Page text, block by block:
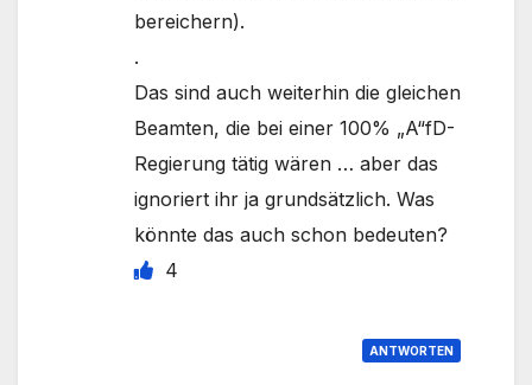
bereichern).
.
Das sind auch weiterhin die gleichen
Beamten, die bei einer 100% „A“fD-
Regierung tätig wären … aber das
ignoriert ihr ja grundsätzlich. Was
könnte das auch schon bedeuten?
4
ANTWORTEN